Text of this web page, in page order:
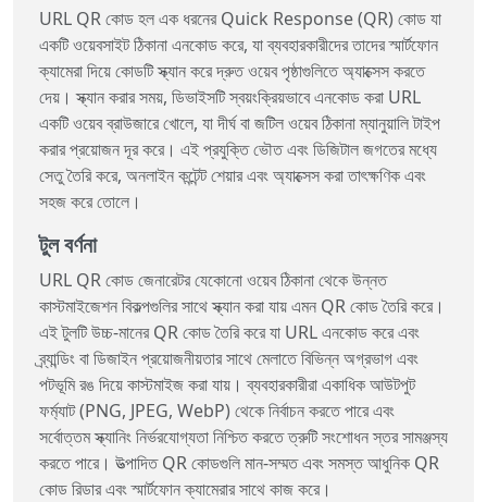
URL QR কোড হল এক ধরনের Quick Response (QR) কোড যা
একটি ওয়েবসাইট ঠিকানা এনকোড করে, যা ব্যবহারকারীদের তাদের স্মার্টফোন
ক্যামেরা দিয়ে কোডটি স্ক্যান করে দ্রুত ওয়েব পৃষ্ঠাগুলিতে অ্যাক্সেস করতে
দেয়। স্ক্যান করার সময়, ডিভাইসটি স্বয়ংক্রিয়ভাবে এনকোড করা URL
একটি ওয়েব ব্রাউজারে খোলে, যা দীর্ঘ বা জটিল ওয়েব ঠিকানা ম্যানুয়ালি টাইপ
করার প্রয়োজন দূর করে। এই প্রযুক্তি ভৌত এবং ডিজিটাল জগতের মধ্যে
সেতু তৈরি করে, অনলাইন কন্টেন্ট শেয়ার এবং অ্যাক্সেস করা তাৎক্ষণিক এবং
সহজ করে তোলে।
টুল বর্ণনা
URL QR কোড জেনারেটর যেকোনো ওয়েব ঠিকানা থেকে উন্নত
কাস্টমাইজেশন বিকল্পগুলির সাথে স্ক্যান করা যায় এমন QR কোড তৈরি করে।
এই টুলটি উচ্চ-মানের QR কোড তৈরি করে যা URL এনকোড করে এবং
ব্র্যান্ডিং বা ডিজাইন প্রয়োজনীয়তার সাথে মেলাতে বিভিন্ন অগ্রভাগ এবং
পটভূমি রঙ দিয়ে কাস্টমাইজ করা যায়। ব্যবহারকারীরা একাধিক আউটপুট
ফর্ম্যাট (PNG, JPEG, WebP) থেকে নির্বাচন করতে পারে এবং
সর্বোত্তম স্ক্যানিং নির্ভরযোগ্যতা নিশ্চিত করতে ত্রুটি সংশোধন স্তর সামঞ্জস্য
করতে পারে। উত্পাদিত QR কোডগুলি মান-সম্মত এবং সমস্ত আধুনিক QR
কোড রিডার এবং স্মার্টফোন ক্যামেরার সাথে কাজ করে।